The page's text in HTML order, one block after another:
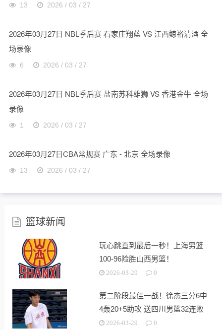
13 2026 / 03 / 27
2026年03月27日 NBL季后赛 石家庄翔蓝 VS 江西鲸裕清酒 全
场录像
6 2026 / 03 / 27
2026年03月27日 NBL季后赛 盐南苏科雄狮 VS 香港金牛 全场
录像
1 2026 / 03 / 27
2026年03月27日CBA常规赛 广东 - 北京 全场录像
13 2026 / 03 / 27
篮球新闻
玩心跳直到最后一秒！上海男篮
100-96险胜山西男篮！
2026-03-29 0
第二阶段最佳一战！徐杰三分6中
4轰20+5助攻 送四川男篮32连败
2026-03-29 0